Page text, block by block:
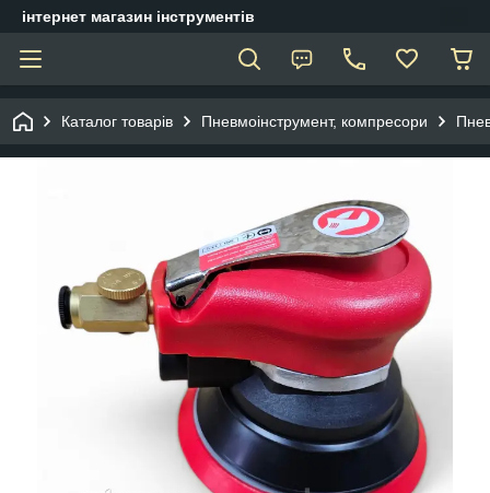
інтернет магазин інструментів
Каталог товарів Пневмоінструмент, компресори